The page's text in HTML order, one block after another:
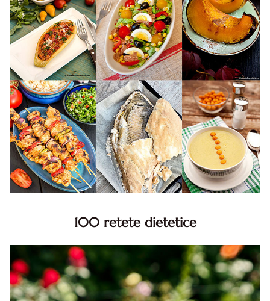
100 retete dietetice
dietetice. Idei retete dietetice. 100 Retete mancare
pentru dieta.